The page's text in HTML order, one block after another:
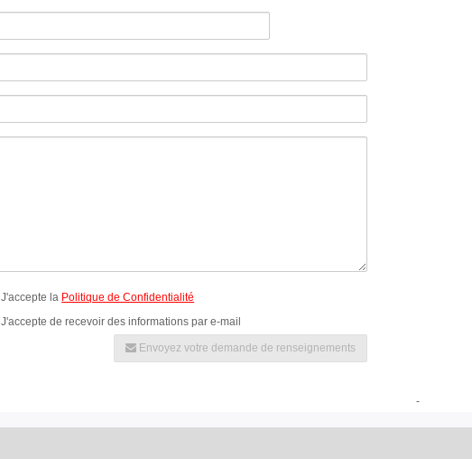
J'accepte la Politique de Confidentialité
J'accepte de recevoir des informations par e-mail
Envoyez votre demande de renseignements
-